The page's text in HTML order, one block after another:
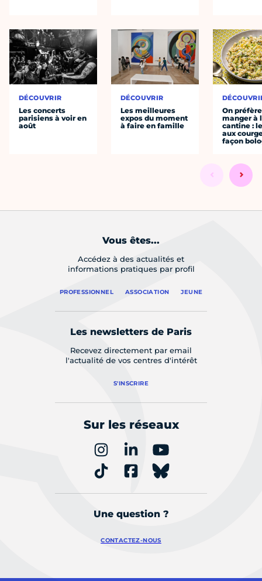
DÉCOUVRIR
Les concerts
parisiens à voir en
août
DÉCOUVRIR
Les meilleures
expos du moment
à faire en famille
On préfère
manger à
cantine :
aux
façon
Vous êtes...
Accédez à des actualités et
informations pratiques par profil
PROFESSIONNEL ASSOCIATION JEUNE
Les newsletters de Paris
Recevez directement par email
l'actualité de vos centres d'intérêt
S'INSCRIRE
Sur les réseaux
Une question ?
CONTACTEZ-NOUS